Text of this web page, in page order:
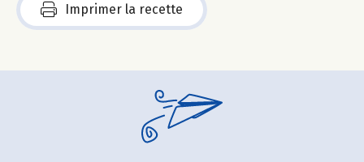
Imprimer la recette